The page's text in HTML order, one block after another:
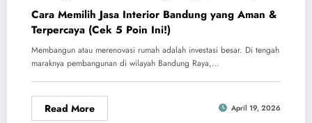
Cara Memilih Jasa Interior Bandung yang Aman &
Terpercaya (Cek 5 Poin Ini!)
Membangun atau merenovasi rumah adalah investasi besar. Di tengah
maraknya pembangunan di wilayah Bandung Raya,…
Read More April 19, 2026